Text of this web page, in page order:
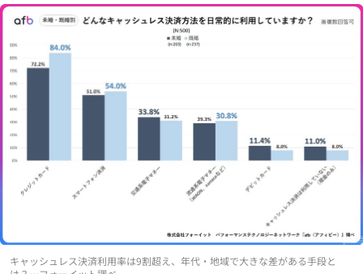
キャッシュレス決済利用率は9割超え、年代・地域で大きな差がある手段と